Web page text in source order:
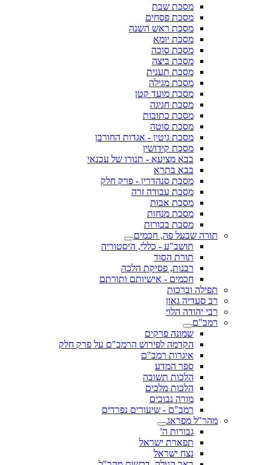
מסכת שבת
מסכת פסחים
מסכת ראש השנה
מסכת יומא
מסכת סוכה
מסכת ביצה
מסכת תענית
מסכת מגילה
מסכת מועד קטן
מסכת חגיגה
מסכת כתובות
מסכת סוטה
מסכת גיטין - אגדות החורבן
מסכת קידושין
בבא מציעא - תנורו של עכנאי
בבא בתרא
מסכת סנהדרין - פרק חלק
מסכת עבודה זרה
מסכת אבות
מסכת מנחות
מסכת בכורות
תורה שבעל פה, חכמים
תושב"ע - כללי, היסטוריה
תורת הסוד
רבנות, פסיקת הלכה
חכמים - אישיותם ותורתם
תפילה וברכות
רב סעדיה גאון
רבי יהודה הלוי
רמב"ם
שמונה פרקים
הקדמה לפירוש הרמב"ם על פרק חלק
איגרות רמב"ם
ספר המדע
הלכות תשובה
הלכות מלכים
מורה נבוכים
רמב"ם - שיעורים נפרדים
מהר"ל מפראג
גבורות ה'
תפארת ישראל
נצח ישראל